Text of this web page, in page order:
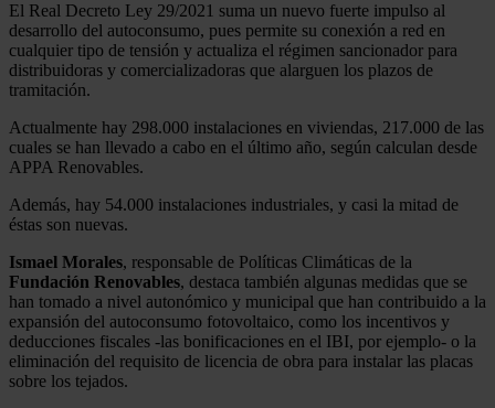
El Real Decreto Ley 29/2021 suma un nuevo fuerte impulso al
desarrollo del autoconsumo, pues permite su conexión a red en
cualquier tipo de tensión y actualiza el régimen sancionador para
distribuidoras y comercializadoras que alarguen los plazos de
tramitación.
Actualmente hay 298.000 instalaciones en viviendas, 217.000 de las
cuales se han llevado a cabo en el último año, según calculan desde
APPA Renovables.
Además, hay 54.000 instalaciones industriales, y casi la mitad de
éstas son nuevas.
Ismael Morales, responsable de Políticas Climáticas de la
Fundación Renovables, destaca también algunas medidas que se
han tomado a nivel autonómico y municipal que han contribuido a la
expansión del autoconsumo fotovoltaico, como los incentivos y
deducciones fiscales -las bonificaciones en el IBI, por ejemplo- o la
eliminación del requisito de licencia de obra para instalar las placas
sobre los tejados.